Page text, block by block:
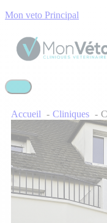
Mon veto Principal
Accueil Cliniques